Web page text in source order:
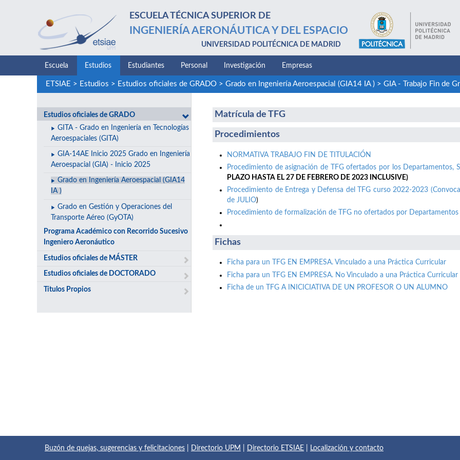
ESCUELA TÉCNICA SUPERIOR DE
INGENIERÍA AERONÁUTICA Y DEL ESPACIO
UNIVERSIDAD POLITÉCNICA DE MADRID
Escuela Estudios Estudiantes Personal Investigación Empresas
ETSIAE > Estudios > Estudios oficiales de GRADO> Grado en Ingeniería Aeroespacial (GIA14 IA )> GIA - Trabajo Fin de
Estudios oficiales de GRADO
GITA - Grado en Ingeniería en Tecnologías
Aeroespaciales (GITA)
GIA-14AE Inicio 2025 Grado en Ingeniería
Aeroespacial (GIA) - Inicio 2025
Grado en Ingeniería Aeroespacial (GIA14
IA )
Grado en Gestión y Operaciones del
Transporte Aéreo (GyOTA)
Programa Académico con Recorrido Sucesivo
Ingeniero Aeronáutico
Estudios oficiales de MÁSTER
Estudios oficiales de DOCTORADO
Títulos Propios
Matrícula de TFG
Procedimientos
NORMATIVA TRABAJO FIN DE TITULACIÓN
Procedimiento de asignación de TFG ofertados por los Departamentos,
PLAZO HASTA EL 27 DE FEBRERO DE 2023 INCLUSIVE)
Procedimiento de Entrega y Defensa del TFG curso 2022-2023
de JULIO)
Procedimiento de formalización de TFG no ofertados por Departamentos
Fichas
Ficha para un TFG EN EMPRESA. Vinculado a una Práctica Curricular
Ficha para un TFG EN EMPRESA. No Vinculado a una Práctica Curricular
Ficha de un TFG A INICICIATIVA DE UN PROFESOR O UN ALUMNO
Buzón de quejas, sugerencias y felicitaciones Directorio UPM Directorio ETSIAE Localización y contacto